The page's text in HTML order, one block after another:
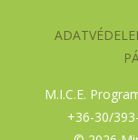
M.I.C.E.
+36-30/